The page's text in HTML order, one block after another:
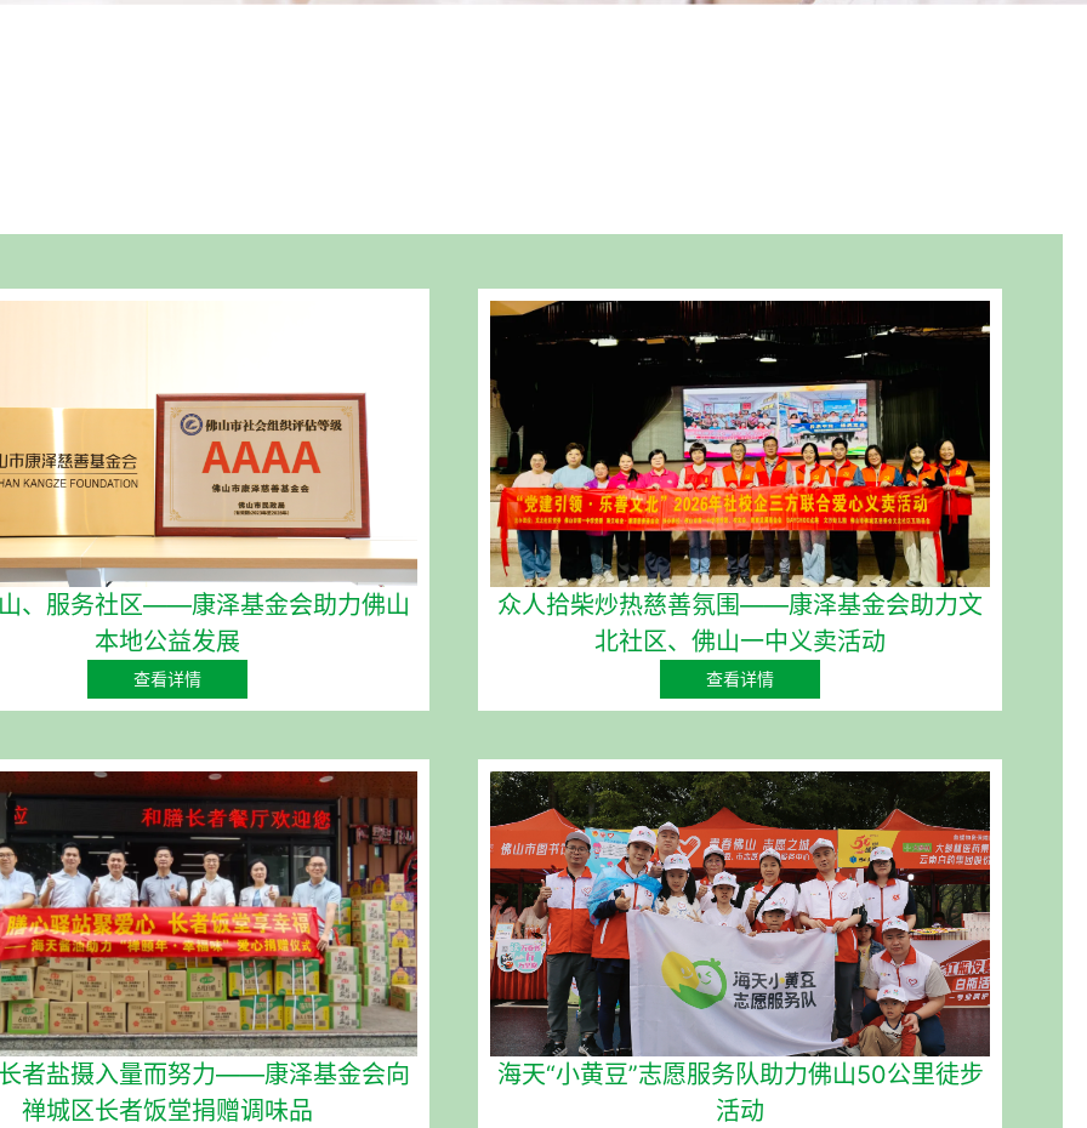
、服务社区——康泽基金会助力佛山
本地公益发展
查看详情
众人拾柴炒热慈善氛围——康泽基金会助力文
北社区、佛山一中义卖活动
查看详情
者盐摄入量而努力——康泽基金会向
禅城区长者饭堂捐赠调味品
海天“小黄豆”志愿服务队助力佛山50公里徒步
活动